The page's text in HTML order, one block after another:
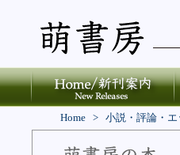
Home > 小説・評論・エ